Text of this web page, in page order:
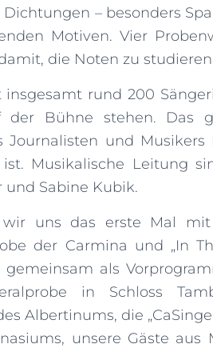
– besonders
Motiven. Vier
die Noten zu
insgesamt rund 200
der Bühne stehen. Das
Journalisten und
Musikalische Leitung
und Sabine Kubik.
uns das erste Mal mit
der Carmina und „In
als
in Schloss
Albertinums, die
unsere Gäste aus